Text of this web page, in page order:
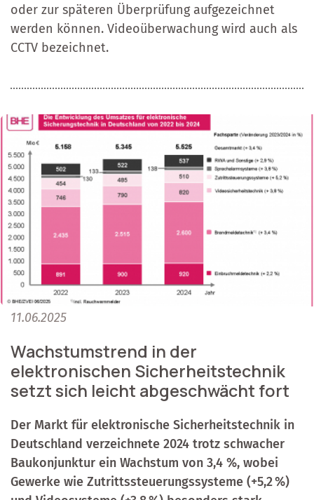
oder zur späteren Überprüfung aufgezeichnet
werden können. Videoüberwachung wird auch als
CCTV bezeichnet.
11.06.2025
Wachstumstrend in der
elektronischen Sicherheitstechnik
setzt sich leicht abgeschwächt fort
Der Markt für elektronische Sicherheitstechnik in
Deutschland verzeichnete 2024 trotz schwacher
Baukonjunktur ein Wachstum von 3,4 %, wobei
Gewerke wie Zutrittssteuerungssysteme (+5,2 %)